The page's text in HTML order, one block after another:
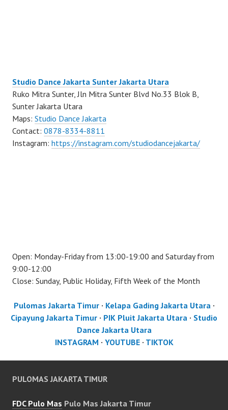
Studio Dance Jakarta Sunter Jakarta Utara
Ruko Mitra Sunter, Jln Mitra Sunter Blvd No.33 Blok B,
Sunter Jakarta Utara
Maps: Studio Dance Jakarta
Contact: 0878-8334-8811
Instagram: https://instagram.com/studiodancejakarta/
Open: Monday-Friday from 13:00-19:00 and Saturday from
9:00-12:00
Close: Sunday, Public Holiday, Fifth Week of the Month
Pulomas Jakarta Timur· Kelapa Gading Jakarta Utara·
Cipayung Jakarta Timur · PIK Pluit Jakarta Utara · Studio
Dance Jakarta Utara
INSTAGRAM · YOUTUBE· TIKTOK
PULOMAS JAKARTA TIMUR
FDC Pulo Mas Pulo Mas Jakarta Timur